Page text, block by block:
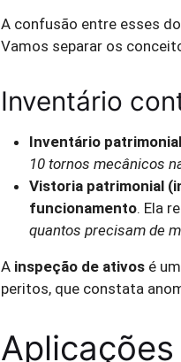
A confusão entre esses
Vamos separar os
Inventário
Inventário
10 tornos mecânicos
Vistoria patrimonial
funcionamento. Ela
quantos precisam de
A inspeção de ativos é
peritos, que constata